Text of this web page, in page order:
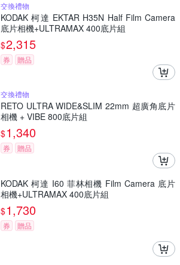
交換禮物
KODAK 柯達 EKTAR H35N Half Film Camera
底片相機+ULTRAMAX 400底片組
$2,315
券 贈品
交換禮物
RETO ULTRA WIDE&SLIM 22mm 超廣角底片
相機 + VIBE 800底片組
$1,340
券 贈品
KODAK 柯達 I60 菲林相機 Film Camera 底片
相機+ULTRAMAX 400底片組
$1,730
券 贈品